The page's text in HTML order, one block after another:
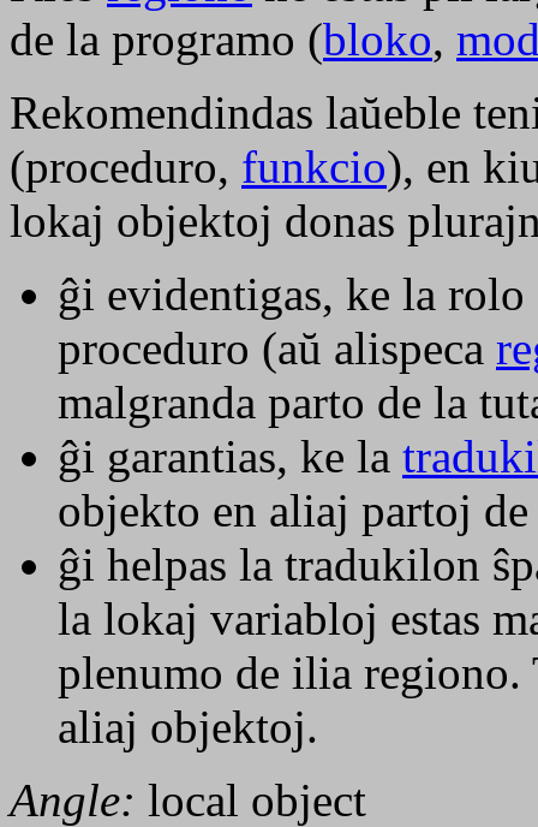
de la programo (bloko,
Rekomendindas laŭeble
(proceduro, funkcio), en
lokaj objektoj donas
ĝi evidentigas, ke la
proceduro (aŭ alispeca
malgranda parto de la
ĝi garantias, ke la
objekto en aliaj partoj
ĝi helpas la tradukilon
la lokaj variabloj estas
plenumo de ilia regiono.
aliaj objektoj.
Angle: local object